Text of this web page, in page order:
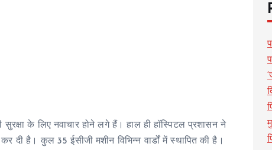
सुरक्षा के लिए नवाचार होने लगे हैं। हाल ही हॉस्पिटल प्रशासन ने
दी है। कुल 35 ईसीजी मशीन विभिन्न वार्डों में स्थापित की है।